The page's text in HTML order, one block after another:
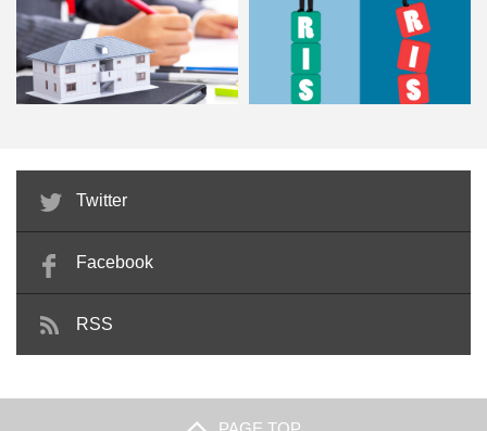
産投資のリスクを抑えてくれ
る空室保証について
Twitter
Facebook
RSS